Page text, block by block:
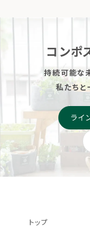
コンポ
持続可能な
私たちと
ライ
トップ